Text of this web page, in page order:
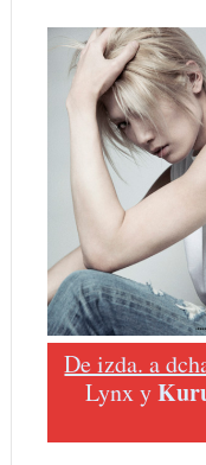
De izda. a
Lynx y